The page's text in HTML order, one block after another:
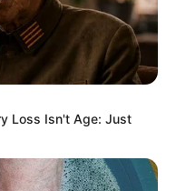
Loss Isn't Age: Just